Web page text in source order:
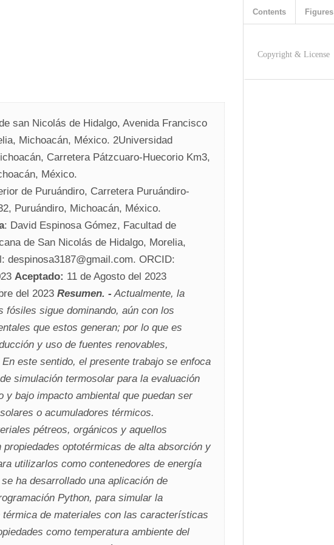
san Nicolás de Hidalgo, Avenida Francisco
Michoacán, México. 2Universidad
Carretera Pátzcuaro-Huecorio Km3,
México.
de Puruándiro, Carretera Puruándiro-
Puruándiro, Michoacán, México.
: David Espinosa Gómez, Facultad de
de San Nicolás de Hidalgo, Morelia,
despinosa3187@gmail.com. ORCID:
Aceptado:
del 2023 Resumen. - Actualmente, la
fósiles sigue dominando, aún con los
que estos generan; por lo que es
y uso de fuentes renovables,
este sentido, el presente trabajo se enfoca
simulación termosolar para la evaluación
y bajo impacto ambiental que puedan ser
o acumuladores térmicos.
pétreos, orgánicos y aquellos
optotérmicas de alta absorción y
utilizarlos como contenedores de energía
ha desarrollado una aplicación de
Python, para simular la
de materiales con las características
como temperatura ambiente del
Copyright & License
Contents Figures